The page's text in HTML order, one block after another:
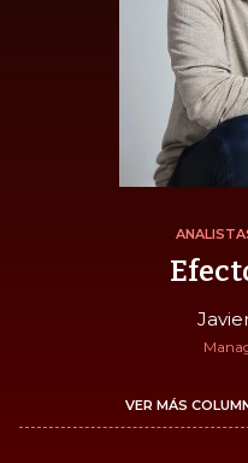
VER MÁS